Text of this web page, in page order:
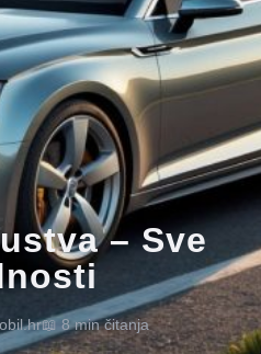
– Sve
📖 8 min čitanja